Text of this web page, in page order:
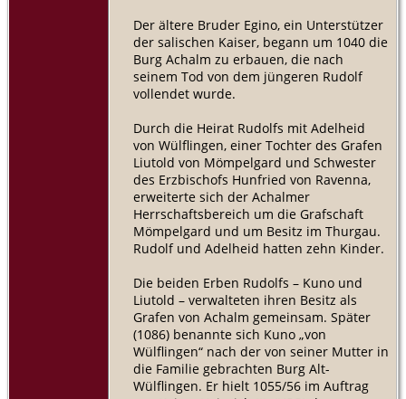
Der ältere Bruder Egino, ein Unterstützer
der salischen Kaiser, begann um 1040 die
Burg Achalm zu erbauen, die nach
seinem Tod von dem jüngeren Rudolf
vollendet wurde.
Durch die Heirat Rudolfs mit Adelheid
von Wülflingen, einer Tochter des Grafen
Liutold von Mömpelgard und Schwester
des Erzbischofs Hunfried von Ravenna,
erweiterte sich der Achalmer
Herrschaftsbereich um die Grafschaft
Mömpelgard und um Besitz im Thurgau.
Rudolf und Adelheid hatten zehn Kinder.
Die beiden Erben Rudolfs – Kuno und
Liutold – verwalteten ihren Besitz als
Grafen von Achalm gemeinsam. Später
(1086) benannte sich Kuno „von
Wülflingen“ nach der von seiner Mutter in
die Familie gebrachten Burg Alt-
Wülflingen. Er hielt 1055/56 im Auftrag